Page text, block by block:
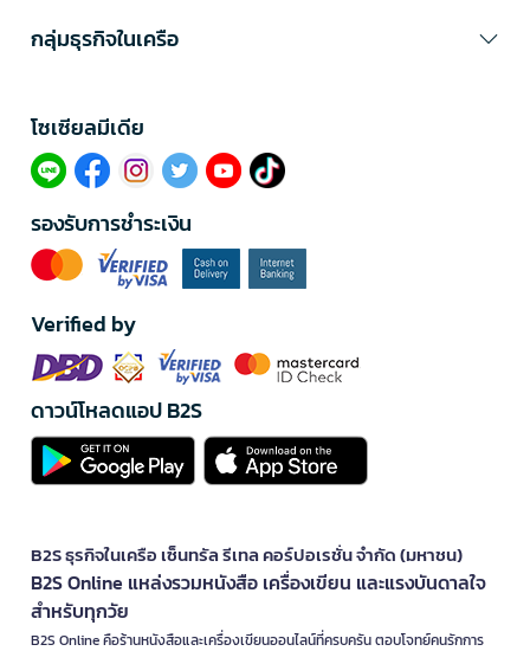
กลุ่มธุรกิจในเครือ
โซเซียลมีเดีย​
รองรับการชำระเงิน
Verified by
ดาวน์โหลดแอป B2S
B2S ธุรกิจในเครือ เซ็นทรัล รีเทล คอร์ปอเรชั่น จำกัด (มหาชน)
B2S Online แหล่งรวมหนังสือ เครื่องเขียน และแรงบันดาลใจ
สำหรับทุกวัย
B2S Online คือร้านหนังสือและเครื่องเขียนออนไลน์ที่ครบครัน ตอบโจทย์คนรักการ